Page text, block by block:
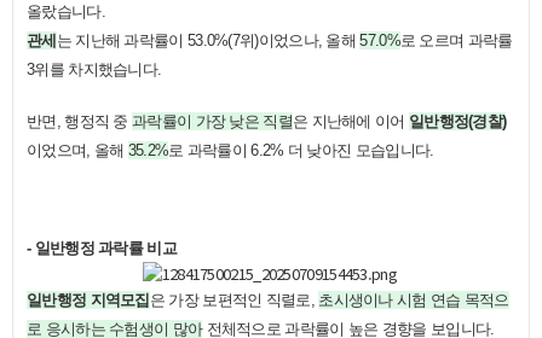
올랐습니다.
관세 는 지난해 과락률이 53.0%(7위)이었으나, 올해57.0%로 오르며 과락률
3위를 차지했습니다.
반면, 행정직 중과락률이 가장 낮은 직렬은 지난해에 이어 일반행정(경찰)
이었으며, 올해 35.2%로 과락률이 6.2% 더 낮아진 모습입니다.
- 일반행정 과락률 비교
일반행정 지역모집 은 가장 보편적인 직렬로, 초시생이나 시험 연습 목적으
로 응시하는 수험생이 많아전체적으로 과락률이 높은 경향을 보입니다.